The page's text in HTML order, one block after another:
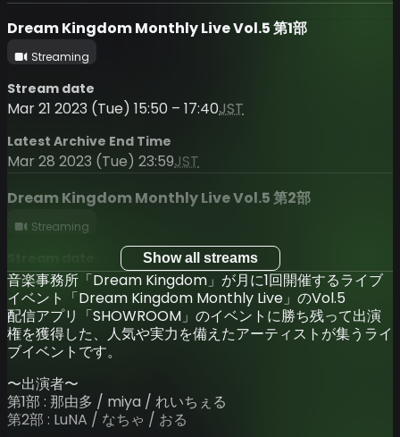
Dream Kingdom Monthly Live Vol.5 第1部
Streaming
Stream date
Mar 21 2023 (Tue) 15:50 – 17:40JST
Latest Archive End Time
Mar 28 2023 (Tue) 23:59JST
Dream Kingdom Monthly Live Vol.5 第2部
Streaming
Mar 21 2023 (Tue) 19:20 – 21:10JST
Latest Archive End Time
Mar 28 2023 (Tue) 23:59JST
Show all streams
音楽事務所「Dream Kingdom」が月に1回開催するライブ
イベント「Dream Kingdom Monthly Live」のVol.5
配信アプリ「SHOWROOM」のイベントに勝ち残って出演
権を獲得した、人気や実力を備えたアーティストが集うライ
ブイベントです。
〜出演者〜
第1部 : 那由多 / miya / れいちぇる
第2部 : LuNA / なちゃ / おる